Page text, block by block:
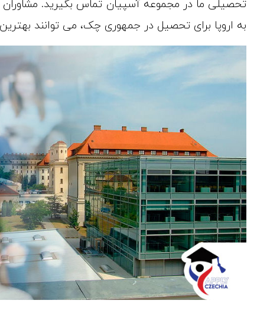
تحصیلی ما در مجموعه آسپیان تماس بگیرید.
به اروپا برای تحصیل در جمهوری چک، می توانند بهترین